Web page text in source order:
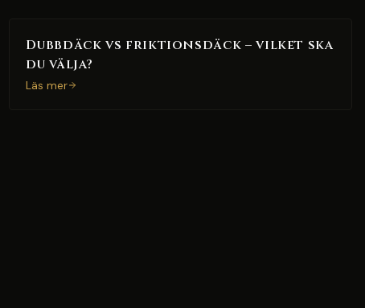
Dubbdäck vs friktionsdäck – vilket ska
du välja?
Läs mer